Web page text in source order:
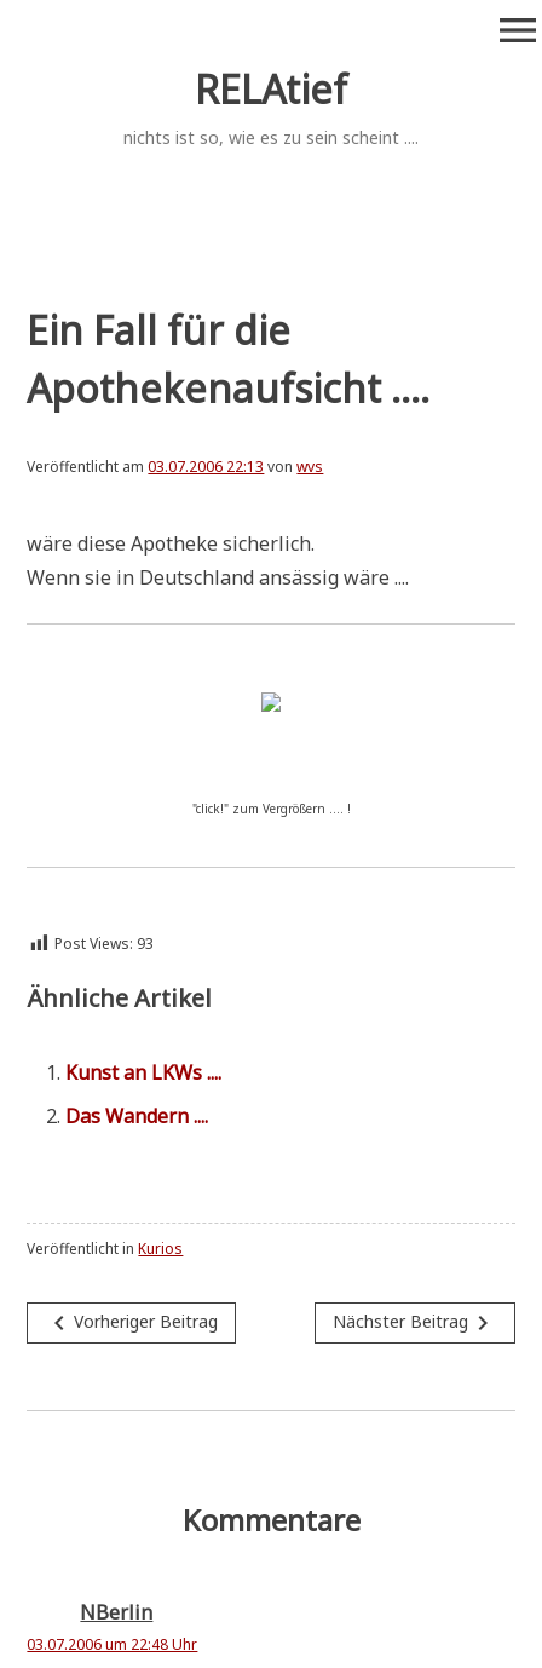
RELAtief
nichts ist so, wie es zu sein scheint ....
menu
Ein Fall für die
Apothekenaufsicht ....
Veröffentlicht am03.07.2006 22:13 vonwvs
wäre die­se Apo­the­ke sicherlich.
Wenn sie in Deutsch­land ansäs­sig wäre ....
"click!" zum Vergrößern .... !
Post Views: 93
Ähnliche Artikel
Kunst an LKWs ....
Das Wan­dern ....
Veröffentlicht inKurios
Beitragsnavigation
navigate_beforeVorheriger Beitrag Nächster Beitrag navigate_next
Kommentare
NBerlin
03.07.2006 um 22:48 Uhr